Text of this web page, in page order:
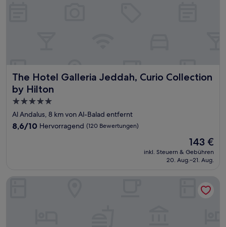
The Hotel Galleria Jeddah, Curio Collection
by Hilton
The Hotel Galleria Jeddah, Curio Collection by Hilton
5.0-
Sterne-
Unterkunft
Al Andalus, 8 km von Al-Balad entfernt
8.6
8,6/10 Hervorragend (120 Bewertungen)
Der
Preis
beträgt
143 €
inkl. Steuern & Gebühren
20. Aug.–21. Aug.
Mövenpick Hotel Tahlia Jeddah